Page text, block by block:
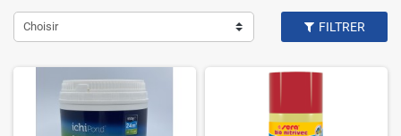
Choisir FILTRER